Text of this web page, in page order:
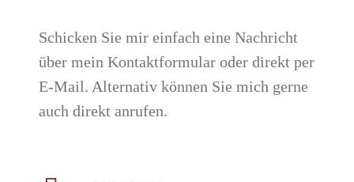
Schicken Sie mir einfach eine Nachricht
über mein Kontaktformular oder direkt per
E-Mail. Alternativ können Sie mich gerne
auch direkt anrufen.